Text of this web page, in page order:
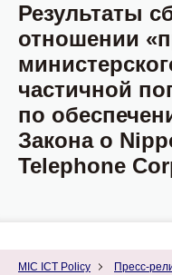
MIC ICT Policy Пресс-
Результаты
отношении
частичной
по
Закона о
Telephone